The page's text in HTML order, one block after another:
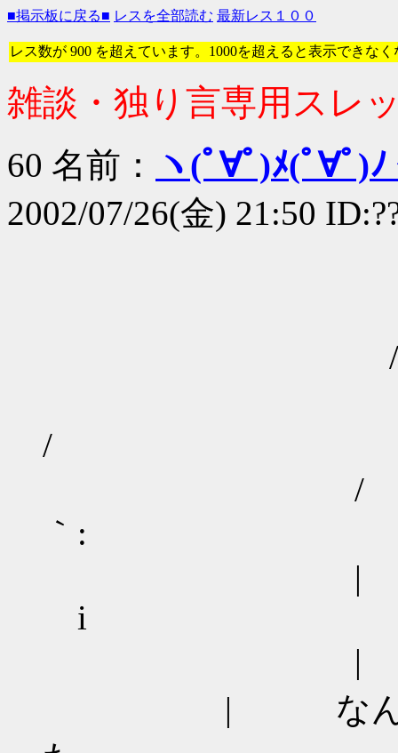
■掲示板に戻る■ レスを全部読む 最新レス１００
レス数が 900 を超えています。1000を超えると表示できな
雑談・独り言専用スレ
60 名前：
ヽ(ﾟ∀ﾟ)ﾒ(ﾟ∀ﾟ)
2002/07/26(金) 21:50
/ ﾞ
/
｀:
i
|
| なんかGIMP